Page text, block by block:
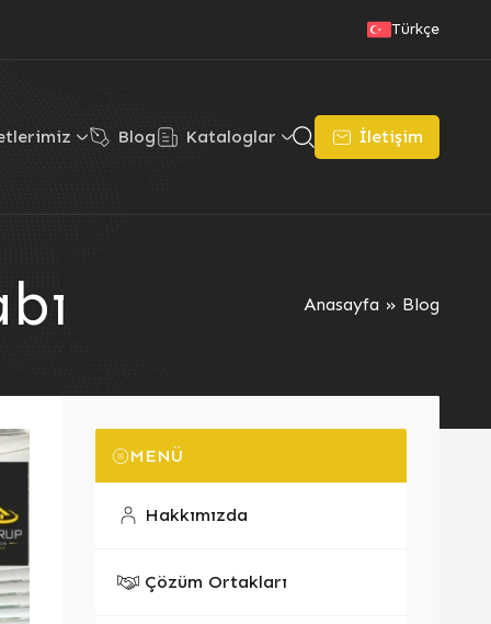
Türkçe
Blog Kataloglar İletişim
Anasayfa » Blog
MENÜ
Hakkımızda
Çözüm Ortakları